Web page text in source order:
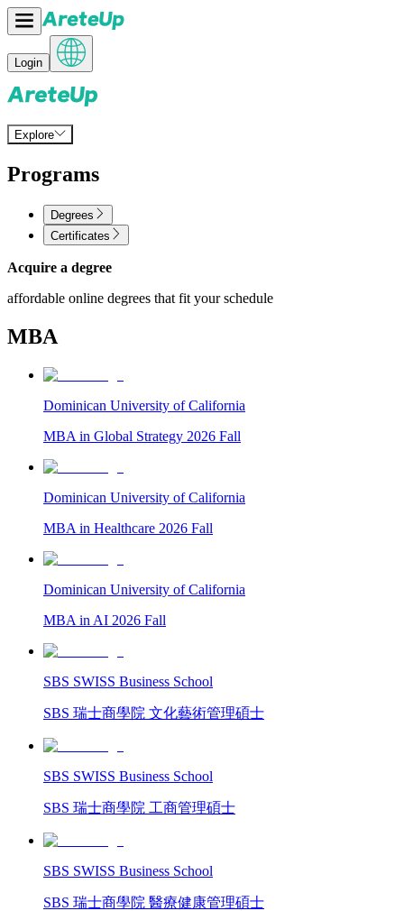
Login
Explore
Programs
Degrees
Certificates
Acquire a degree
affordable online degrees that fit your schedule
MBA
Dominican University of California
MBA in Global Strategy 2026 Fall
Dominican University of California
MBA in Healthcare 2026 Fall
Dominican University of California
MBA in AI 2026 Fall
SBS SWISS Business School
SBS 瑞士商學院 文化藝術管理碩士
SBS SWISS Business School
SBS 瑞士商學院 工商管理碩士
SBS SWISS Business School
SBS 瑞士商學院 醫療健康管理碩士